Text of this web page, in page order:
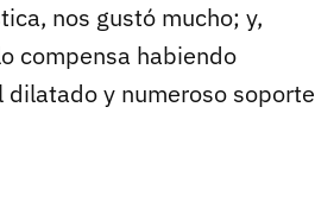
nos gustó mucho; y,
compensa habiendo
y numeroso soporte